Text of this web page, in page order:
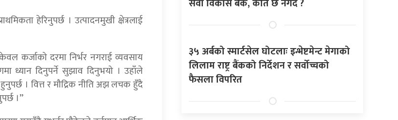
हेरिनुपर्छ । उत्पादनमुखी क्षेत्रलाई
कर्जाको दरमा निर्भर नगराई व्यवसाय
ध्यान दिनुपर्ने सुझाव दिनुभयो । उहाँले
। वित्त र मौद्रिक नीति अझ लचक हुँदै
।”
सेवा विकास बैंक, कति छ नगद ?
३५ अर्बको स्मार्टसेल घोटलाः इन्भेष्टमेन्ट मेगाको
लिलाम राष्ट्र बैंकको निर्देशन र सर्वोच्चको
फैसला विपरित